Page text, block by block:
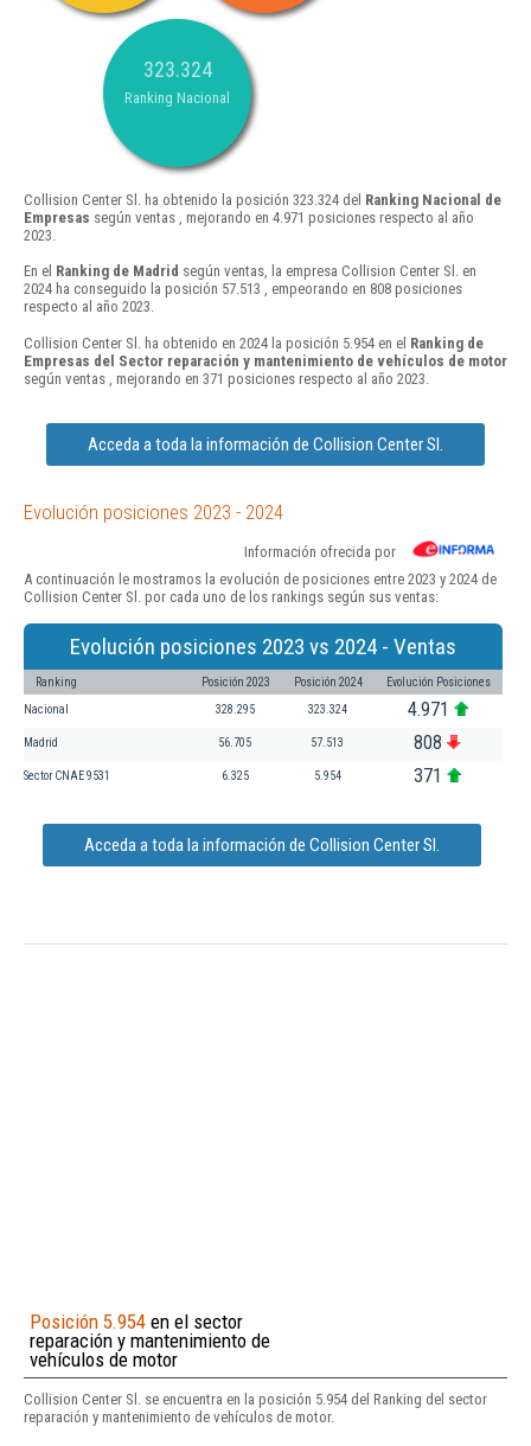
323.324
Ranking Nacional
Collision Center Sl. ha obtenido la posición 323.324 del Ranking Nacional de
Empresas según ventas , mejorando en 4.971 posiciones respecto al año
2023.
En el Ranking de Madrid según ventas, la empresa Collision Center Sl. en
2024 ha conseguido la posición 57.513 , empeorando en 808 posiciones
respecto al año 2023.
Collision Center Sl. ha obtenido en 2024 la posición 5.954 en el Ranking de
Empresas del Sector reparación y mantenimiento de vehículos de motor
según ventas , mejorando en 371 posiciones respecto al año 2023.
Acceda a toda la información de Collision Center Sl.
Evolución posiciones 2023 - 2024
Información ofrecida por
A continuación le mostramos la evolución de posiciones entre 2023 y 2024 de
Collision Center Sl. por cada uno de los rankings según sus ventas:
Evolución posiciones 2023 vs 2024 - Ventas
Ranking Posición 2023 Posición 2024 Evolución Posiciones
Nacional 328.295 323.324 4.971
Madrid 56.705 57.513 808
Sector CNAE 9531 6.325 5.954 371
Acceda a toda la información de Collision Center Sl.
Posición 5.954 en el sector
reparación y mantenimiento de
vehículos de motor
Collision Center Sl. se encuentra en la posición 5.954 del Ranking del sector
reparación y mantenimiento de vehículos de motor.